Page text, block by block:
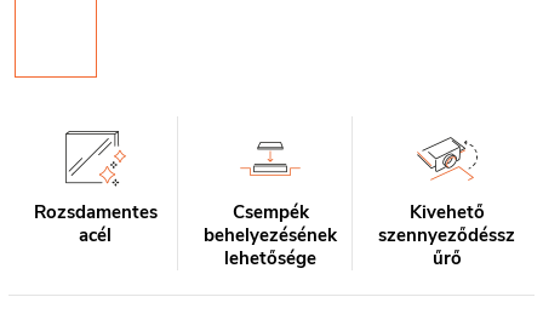
Rozsdamentes
acél
Csempék
behelyezésének
lehetősége
Kivehető
szennyeződéssz
űrő